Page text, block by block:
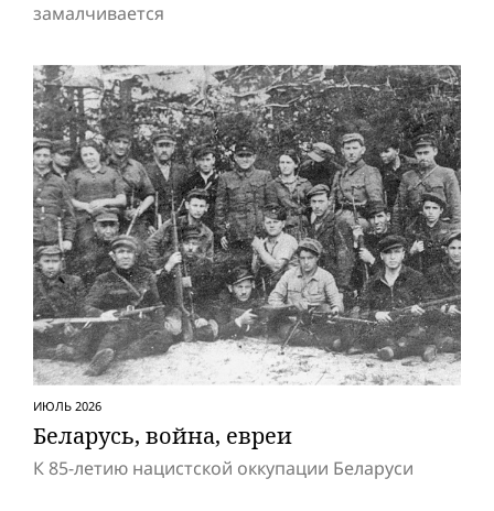
замалчивается
ИЮЛЬ 2026
Беларусь, вой­на, евреи
К 85-летию нацистской оккупации Беларуси